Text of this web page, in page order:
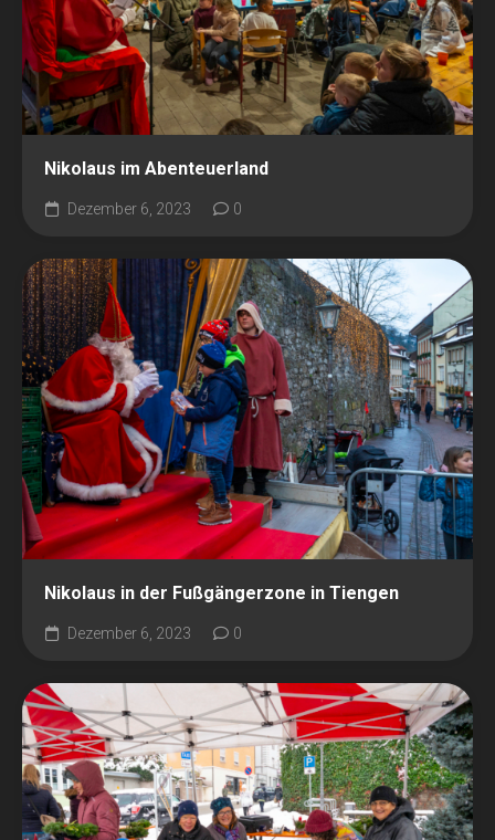
Nikolaus im Abenteuerland
Dezember 6, 2023 0
Nikolaus in der Fußgängerzone in Tiengen
Dezember 6, 2023 0